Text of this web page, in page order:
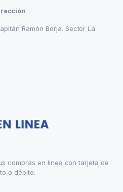
Ramón Borja. Sector La
compras en linea con tarjeta de
o débito.